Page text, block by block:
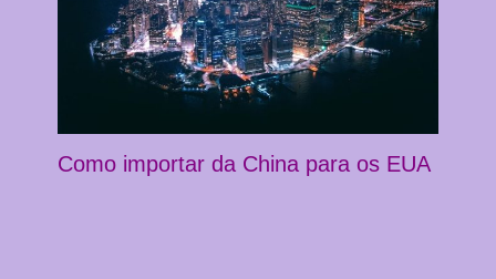
Como importar da China para os EUA